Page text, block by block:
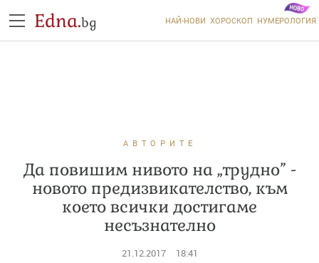
Edna.bg НАЙ-НОВИ ХОРОСКОП НУМЕРОЛОГИЯ
АВТОРИТЕ
Да повишим нивото на „трудно” -
новото предизвикателство, към
което всички достигаме
несъзнателно
21.12.2017 18:41